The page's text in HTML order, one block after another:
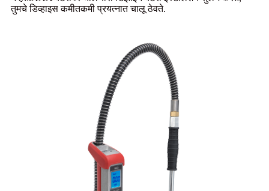
तुमचे डिव्हाइस कमीतकमी प्रयत्नात चालू ठेवते.